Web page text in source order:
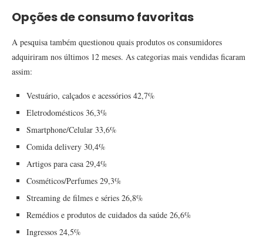
Opções de consumo favoritas
A pesquisa também questionou quais produtos os consumidores
adquiriram nos últimos 12 meses. As categorias mais vendidas ficaram
assim:
Vestuário, calçados e acessórios 42,7%
Eletrodomésticos 36,3%
Smartphone/Celular 33,6%
Comida delivery 30,4%
Artigos para casa 29,4%
Cosméticos/Perfumes 29,3%
Streaming de filmes e séries 26,8%
Remédios e produtos de cuidados da saúde 26,6%
Ingressos 24,5%